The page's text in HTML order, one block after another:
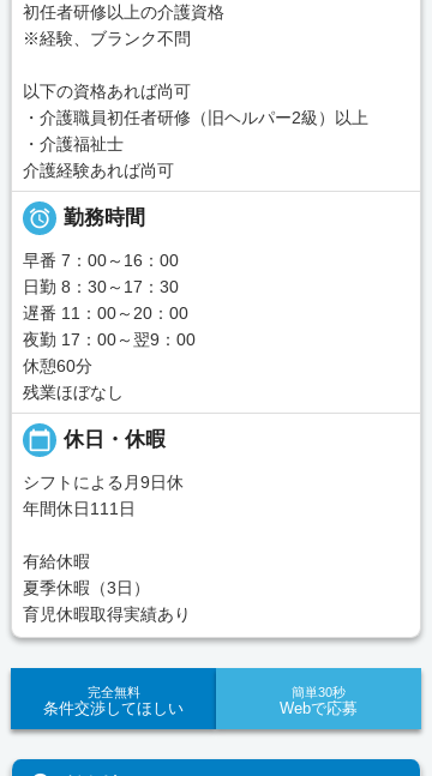
初任者研修以上の介護資格
※経験、ブランク不問
以下の資格あれば尚可
・介護職員初任者研修（旧ヘルパー2級）以上
・介護福祉士
介護経験あれば尚可
 勤務時間
早番 7：00～16：00
日勤 8：30～17：30
遅番 11：00～20：00
夜勤 17：00～翌9：00
休憩60分
残業ほぼなし
calendar_today 休日・休暇
シフトによる月9日休
年間休日111日
有給休暇
夏季休暇（3日）
育児休暇取得実績あり
完全無料
条件交渉してほしい
簡単30秒
Webで応募